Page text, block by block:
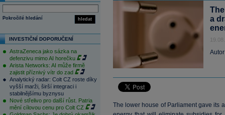
hledat
Pokročilé hledání
INVESTIČNÍ DOPORUČENÍ
AstraZeneca jako sázka na
defenzivu mimo AI horečku
Arista Networks: AI může firmě
zajistit příznivý vítr do zad
Analytický radar: Colt CZ roste díky
vyšší marži, širší integraci i
stabilnějšímu byznysu
Nové střelivo pro další růst. Patria
mění cílovou cenu pro Colt CZ
a
The lower house of Parliament gave its